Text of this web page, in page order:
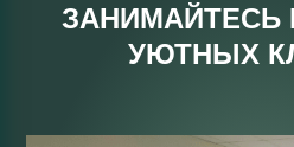
ЗАНИМАЙТЕСЬ
УЮТНЫХ